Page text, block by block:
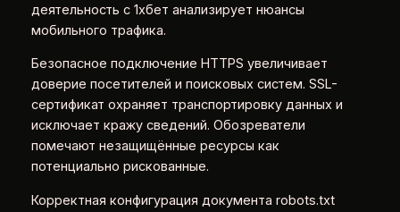
деятельность с 1хбет анализирует нюансы
мобильного трафика.
Безопасное подключение HTTPS увеличивает
доверие посетителей и поисковых систем. SSL-
сертификат охраняет транспортировку данных и
исключает кражу сведений. Обозреватели
помечают незащищённые ресурсы как
потенциально рискованные.
Корректная конфигурация документа robots.txt